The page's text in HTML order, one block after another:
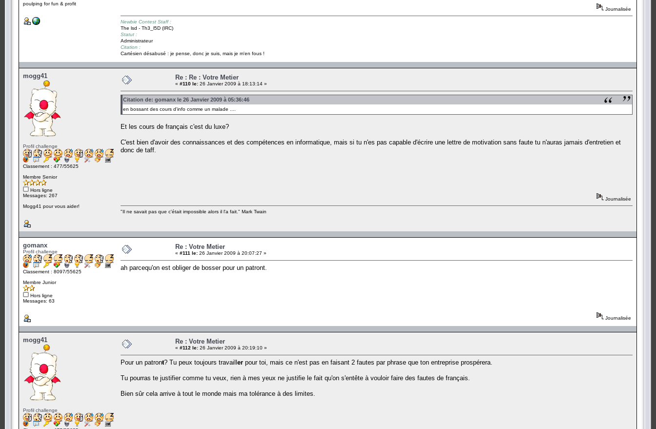
poulping for fun & profit
Journalisée
Newbie Contest Staff :
The lsd - Th3_l5D (IRC)
Statut :
Administrateur
Citation :
Cartésien désabusé : je pense, donc je suis, mais je m'en fous !
mogg41
Profil challenge
Classement : 477/55625
Membre Senior
Hors ligne
Messages: 267
Mogg41 pour vous aider!
Re : Re : Votre Metier
« #110 le: 26 Janvier 2009 à 18:13:14 »
Citation de: gomanx le 26 Janvier 2009 à 05:36:46
en bossant des cours d'info comme un malade ....
Et les cours de français c'est du luxe?
C'est bien d'avoir des connaissances et des compétences en informatique, mais si tu n'es pas capable d'écrire une lettre de motivation sans faute tu n'auras jamais d'entretien et
donc de taff.
Journalisée
"Il ne savait pas que c'était impossible alors il l'a fait." Mark Twain
gomanx
Profil challenge
Classement : 8097/55625
Membre Junior
Hors ligne
Messages: 63
Re : Votre Metier
« #111 le: 26 Janvier 2009 à 20:07:27 »
ah parcequ'on est obliger de bosser pour un patront.
Journalisée
mogg41
Profil challenge
Re : Votre Metier
« #112 le: 26 Janvier 2009 à 20:19:10 »
Pour un patront? Tu peux toujours travaill er pour toi, mais ce n'est pas en faisant 2 fautes par phrase que ton entreprise prospérera.
Tu pourras te justifier comme tu veux, rien à mes yeux ne justifie le fait qu'on s'entête à vouloir faire des fautes de français.
Bien sûr cela arrive à tout le monde mais ma tolérance à des limites.